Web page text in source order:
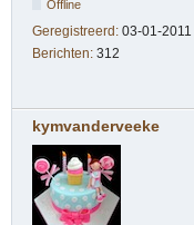
Offline
Geregistreerd: 03-01-2011
Berichten: 312
kymvanderveeke